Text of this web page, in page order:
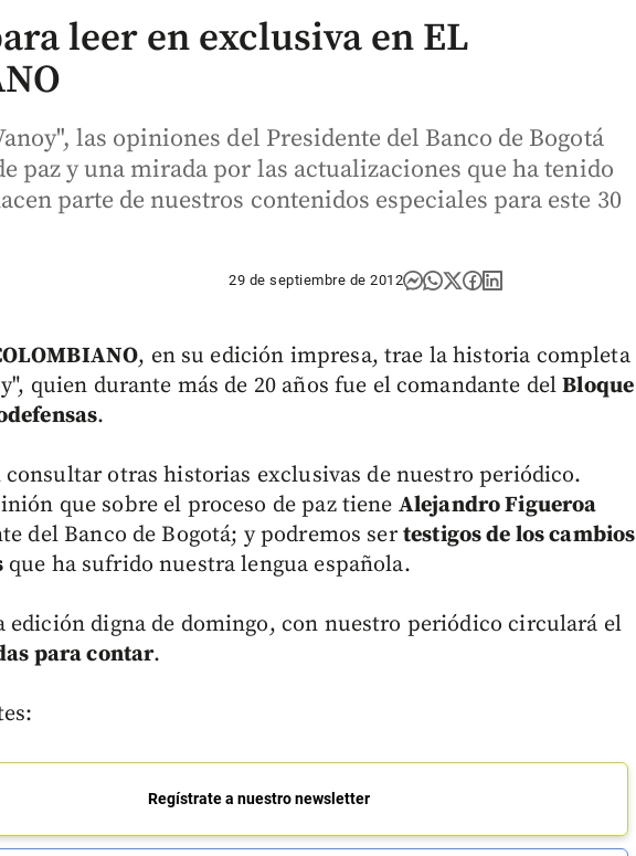
leer en exclusiva en EL
las opiniones del Presidente del Banco de Bogotá
paz y una mirada por las actualizaciones que ha tenido
parte de nuestros contenidos especiales para este 30
29 de septiembre de 2012
, en su edición impresa, trae la historia completa
quien durante más de 20 años fue el comandante delBloque
.
consultar otras historias exclusivas de nuestro periódico.
que sobre el proceso de paz tiene Alejandro Figueroa
del Banco de Bogotá; y podremos sertestigos de los cambios
que ha sufrido nuestra lengua española.
edición digna de domingo, con nuestro periódico circulará el
para contar.
Regístrate a nuestro newsletter